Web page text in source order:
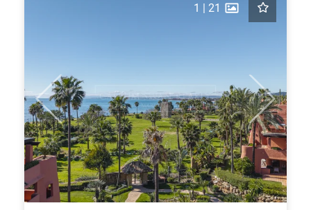
Previous Next
1 | 21